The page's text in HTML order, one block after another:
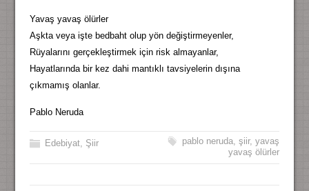
Yavaş yavaş ölürler
Aşkta veya işte bedbaht olup yön değiştirmeyenler,
Rüyalarını gerçekleştirmek için risk almayanlar,
Hayatlarında bir kez dahi mantıklı tavsiyelerin dışına
çıkmamış olanlar.
Pablo Neruda
Edebiyat, Şiir pablo neruda,şiir,yavaş
yavaş ölürler